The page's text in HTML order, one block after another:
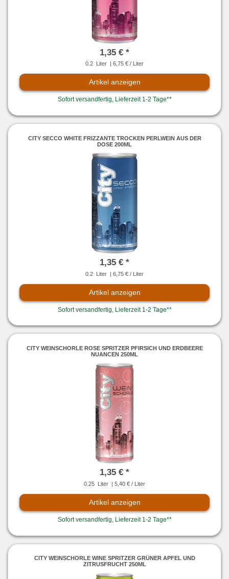
1,35 € *
0.2 Liter | 6,75 € / Liter
Artikel anzeigen
Sofort versandfertig, Lieferzeit 1-2 Tage**
CITY SECCO WHITE FRIZZANTE TROCKEN PERLWEIN AUS DER
DOSE 200ML
1,35 € *
0.2 Liter | 6,75 € / Liter
Artikel anzeigen
Sofort versandfertig, Lieferzeit 1-2 Tage**
CITY WEINSCHORLE ROSE SPRITZER PFIRSICH UND ERDBEERE
NUANCEN 250ML
1,35 € *
0.25 Liter | 5,40 € / Liter
Artikel anzeigen
Sofort versandfertig, Lieferzeit 1-2 Tage**
CITY WEINSCHORLE WINE SPRITZER GRÜNER APFEL UND
ZITRUSFRUCHT 250ML